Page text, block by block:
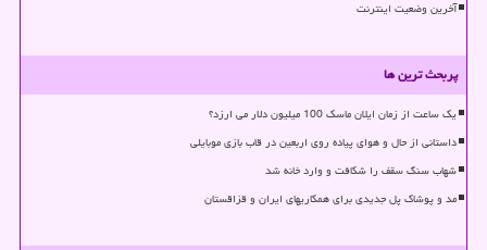
آخرین وضعیت اینترنت
پربحث ترین ها
یک ساعت از زمان ایلان ماسک 100 میلیون دلار می ارزد؟
داستانی از حال و هوای پیاده روی اربعین در قاب بازی موبایلی
شهاب سنگ سقف را شکافت و وارد خانه شد
مد و پوشاک پل جدیدی برای همکاریهای ایران و قزاقستان